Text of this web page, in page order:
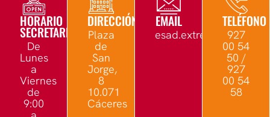
HORARIO
SECRETARÍA
De
Lunes
a
Viernes
de
9:00
DIRECCIÓN
Plaza
de
San
Jorge,
8
10.071
Cáceres
EMAIL TELÉFONO
927
00 54
50 /
927
00 54
58